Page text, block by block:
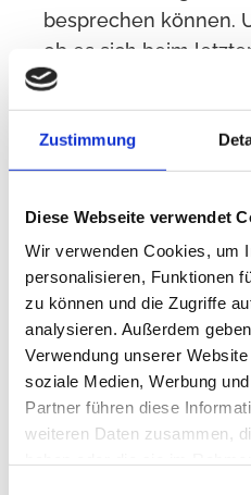
Zustimmung
Diese Webseite verwendet
Wir verwenden Cookies, um
personalisieren, Funktionen
zu können und die Zugriffe
analysieren. Außerdem
Verwendung unserer
soziale Medien, Werbung
Partner führen diese
weiteren Daten zusammen,
besprechen können.
ob es sich beim
geliebten
oder weltliche
ich mich beim
mehreren Personen
persönliche
mit, die die positiven
des Toten/der Toten